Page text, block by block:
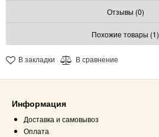
Отзывы (0)
Похожие товары (1)
В закладки В сравнение
Информация
Доставка и самовывоз
Оплата